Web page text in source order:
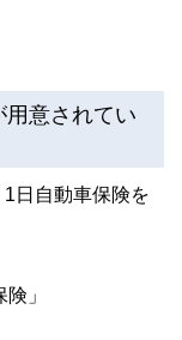
用意されてい
日自動車保険を
」